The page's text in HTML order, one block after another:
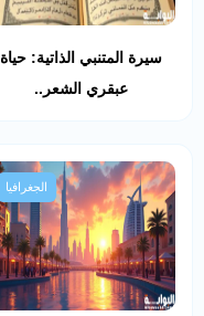
سيرة المتنبي الذاتية: حياة
عبقري الشعر..
الجغرافيا